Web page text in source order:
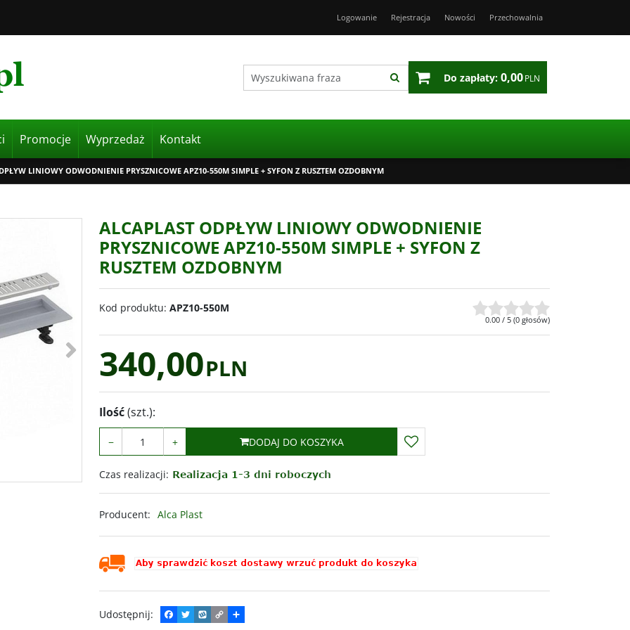
Logowanie Rejestracja Nowości Przechowalnia
Do zapłaty: 0,00PLN
Promocje Wyprzedaż Kontakt
LINIOWY ODWODNIENIE PRYSZNICOWE APZ10-550M SIMPLE + SYFON Z RUSZTEM OZDOBNYM
ALCAPLAST ODPŁYW LINIOWY ODWODNIENIE
PRYSZNICOWE APZ10-550M SIMPLE + SYFON Z
RUSZTEM OZDOBNYM
Kod produktu: APZ10-550M
0.00 / 5 (0 głosów)
340,00PLN
Ilość(szt.):
− + DODAJ DO KOSZYKA
Czas realizacji:
Producent: Alca Plast
Udostępnij:
F
a
T
w
W
y
C
o
P
o